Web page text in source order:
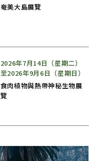
奄美大島展覽
2026年7月14日（星期二）
至2026年9月6日（星期日）
食肉植物與熱帶神秘生物展
覽